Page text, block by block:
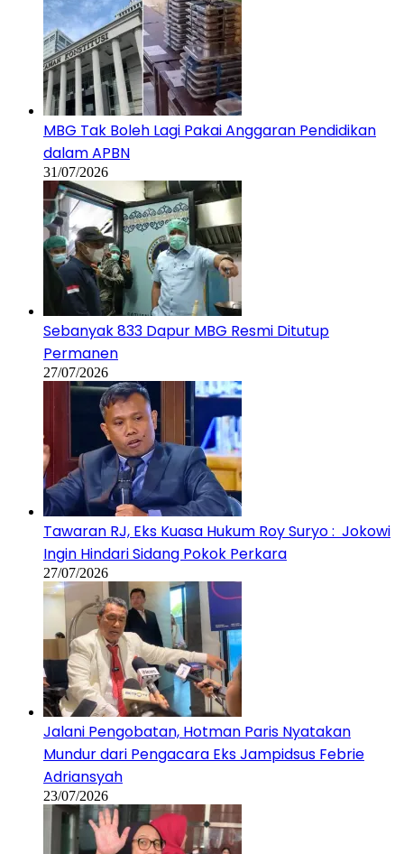
MBG Tak Boleh Lagi Pakai Anggaran Pendidikan
dalam APBN
31/07/2026
Sebanyak 833 Dapur MBG Resmi Ditutup
Permanen
27/07/2026
Tawaran RJ, Eks Kuasa Hukum Roy Suryo : Jokowi
Ingin Hindari Sidang Pokok Perkara
27/07/2026
Jalani Pengobatan, Hotman Paris Nyatakan
Mundur dari Pengacara Eks Jampidsus Febrie
Adriansyah
23/07/2026